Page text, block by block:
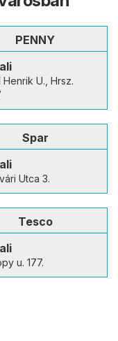
PENNY
Henrik U., Hrsz.
Spar
Utca 3.
Tesco
u. 177.